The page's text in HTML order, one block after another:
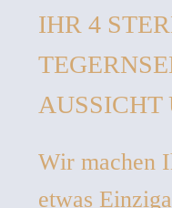
IHR 4
AUSSICHT
Wir machen
etwas